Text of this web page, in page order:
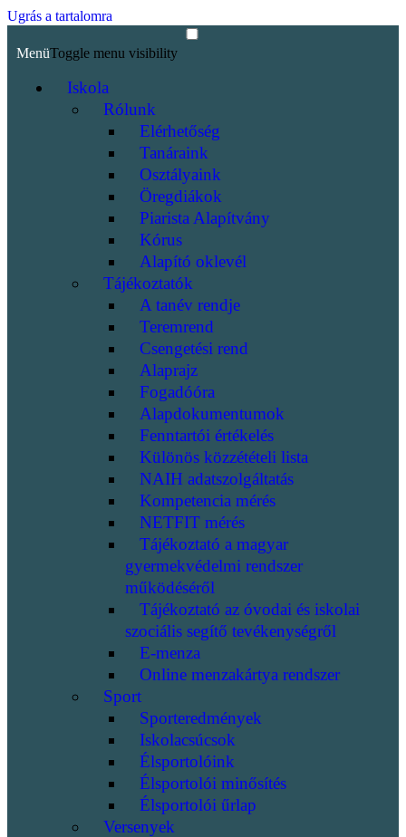
Ugrás a tartalomra
MenüToggle menu visibility
Iskola
Rólunk
Elérhetőség
Tanáraink
Osztályaink
Öregdiákok
Piarista Alapítvány
Kórus
Alapító oklevél
Tájékoztatók
A tanév rendje
Teremrend
Csengetési rend
Alaprajz
Fogadóóra
Alapdokumentumok
Fenntartói értékelés
Különös közzétételi lista
NAIH adatszolgáltatás
Kompetencia mérés
NETFIT mérés
Tájékoztató a magyar
gyermekvédelmi rendszer
működéséről
Tájékoztató az óvodai és iskolai
szociális segítő tevékenységről
E-menza
Online menzakártya rendszer
Sport
Sporteredmények
Iskolacsúcsok
Élsportolóink
Élsportolói minősítés
Élsportolói űrlap
Versenyek